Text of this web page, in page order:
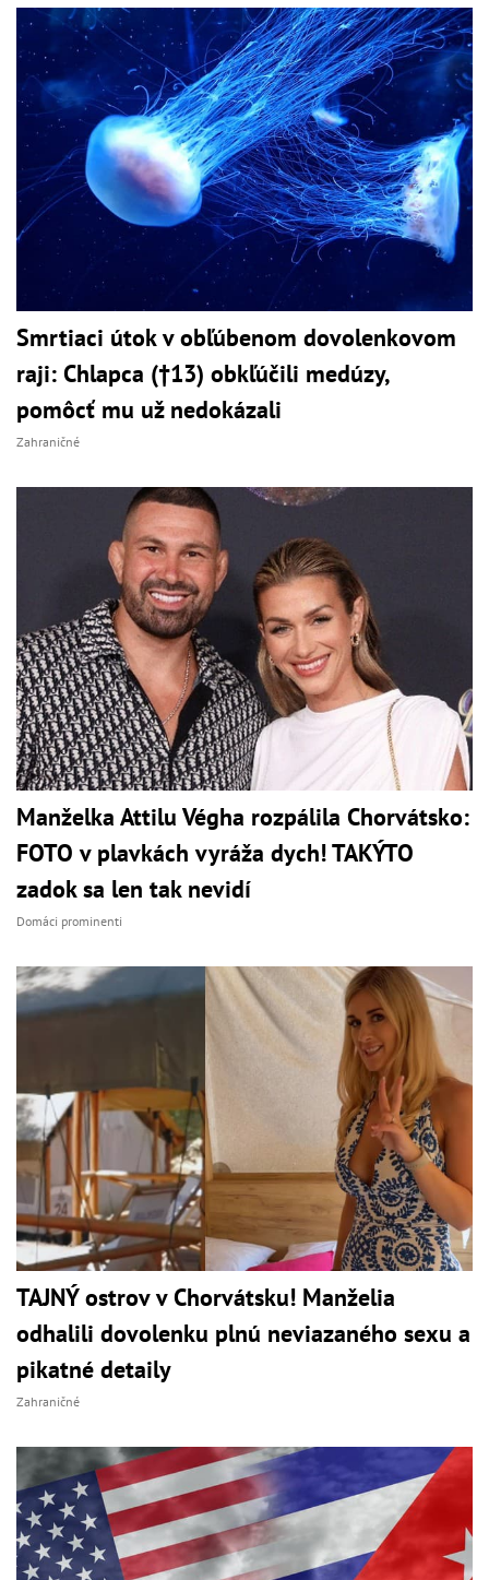
Smrtiaci útok v obľúbenom dovolenkovom
raji: Chlapca (†13) obkľúčili medúzy,
pomôcť mu už nedokázali
Zahraničné
Manželka Attilu Végha rozpálila Chorvátsko:
FOTO v plavkách vyráža dych! TAKÝTO
zadok sa len tak nevidí
Domáci prominenti
TAJNÝ ostrov v Chorvátsku! Manželia
odhalili dovolenku plnú neviazaného sexu a
pikatné detaily
Zahraničné